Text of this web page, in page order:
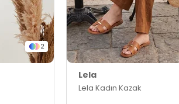
2
Lela
Lela Kadın Kazak